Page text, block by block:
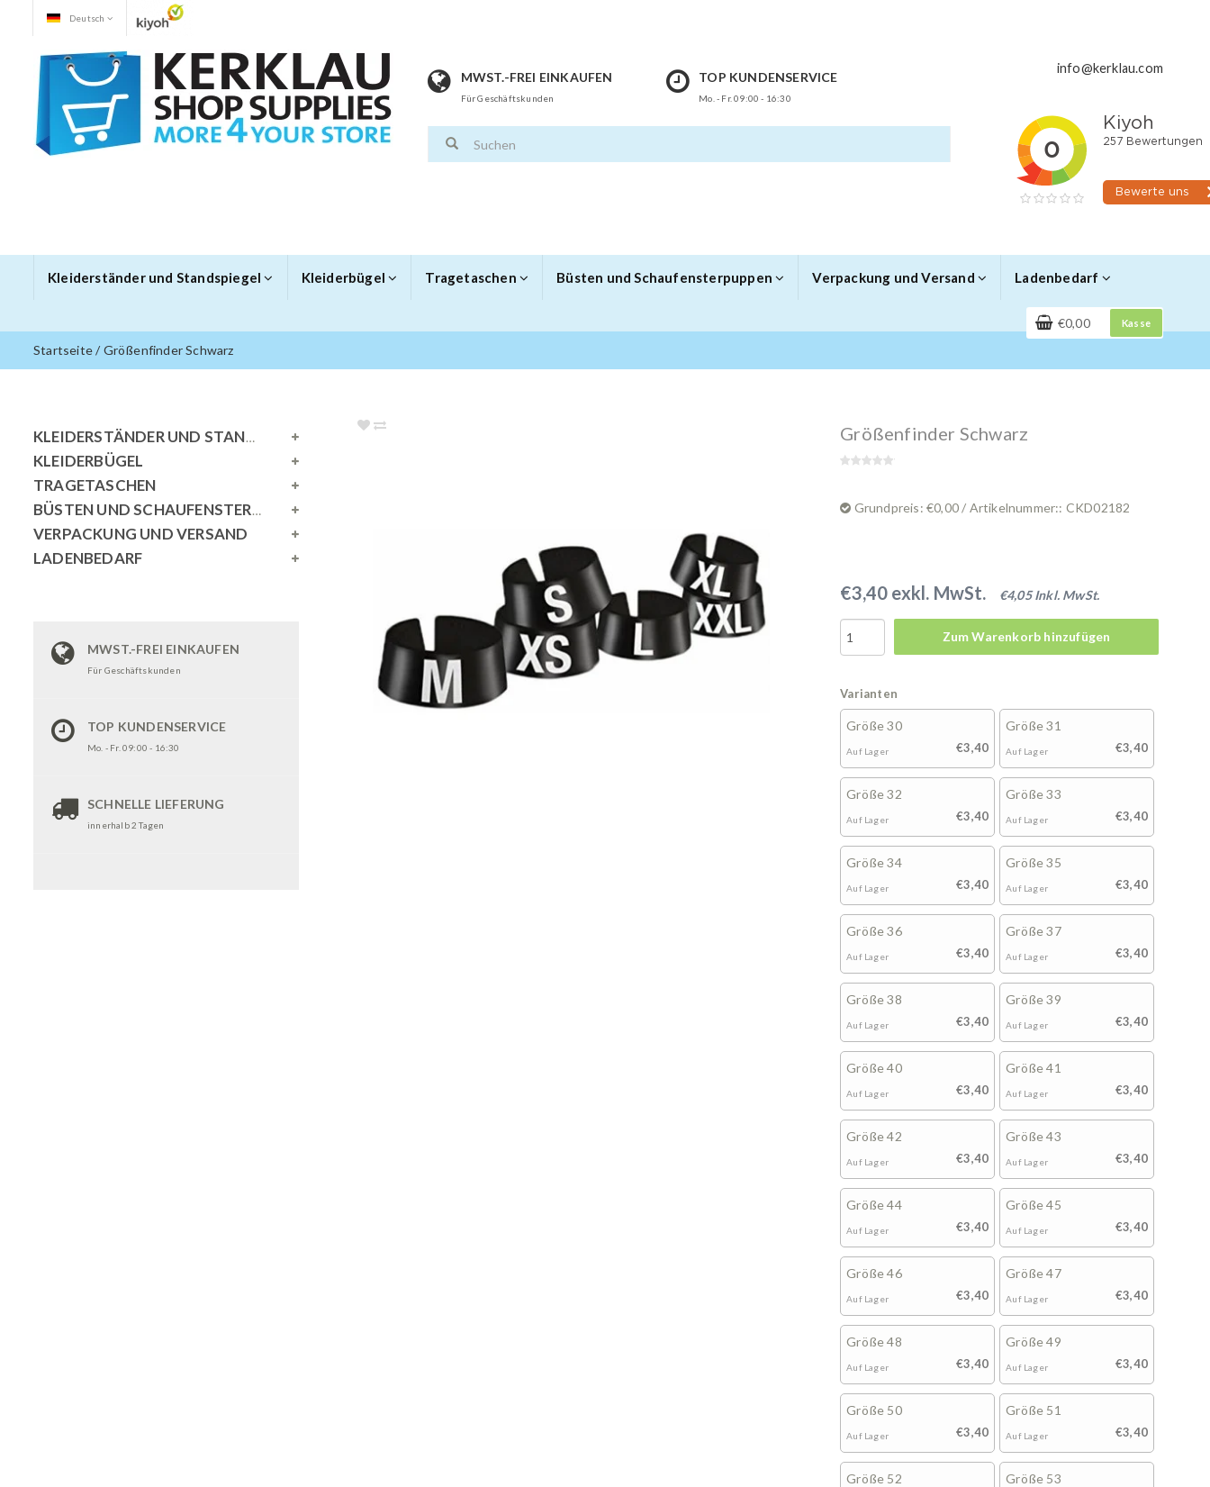
Deutsch
MWST.-FREI EINKAUFEN
Für Geschäftskunden
TOP KUNDENSERVICE
Mo. - Fr. 09:00 - 16:30
info@kerklau.com
Kleiderständer und Standspiegel Kleiderbügel Tragetaschen Büsten und Schaufensterpuppen Verpackung und Versand Ladenbedarf
€0,00 Kasse
Startseite/Größenfinder Schwarz
KLEIDERSTÄNDER UND STANDSPIEGEL
KLEIDERBÜGEL
TRAGETASCHEN
BÜSTEN UND SCHAUFENSTERPUPPEN
VERPACKUNG UND VERSAND
LADENBEDARF
MWST.-FREI EINKAUFEN
Für Geschäftskunden
TOP KUNDENSERVICE
Mo. - Fr. 09:00 - 16:30
SCHNELLE LIEFERUNG
innerhalb 2 Tagen
Größenfinder Schwarz
Grundpreis: €0,00 / Artikelnummer:: CKD02182
€3,40 exkl. MwSt. €4,05 Inkl. MwSt.
Zum Warenkorb hinzufügen
Varianten
Größe 30
€3,40
Auf Lager
Größe 31
€3,40
Auf Lager
Größe 32
€3,40
Auf Lager
Größe 33
€3,40
Auf Lager
Größe 34
€3,40
Auf Lager
Größe 35
€3,40
Auf Lager
Größe 36
€3,40
Auf Lager
Größe 37
€3,40
Auf Lager
Größe 38
€3,40
Auf Lager
Größe 39
€3,40
Auf Lager
Größe 40
€3,40
Auf Lager
Größe 41
€3,40
Auf Lager
Größe 42
€3,40
Auf Lager
Größe 43
€3,40
Auf Lager
Größe 44
€3,40
Auf Lager
Größe 45
€3,40
Auf Lager
Größe 46
€3,40
Auf Lager
Größe 47
€3,40
Auf Lager
Größe 48
€3,40
Auf Lager
Größe 49
€3,40
Auf Lager
Größe 50
€3,40
Auf Lager
Größe 51
€3,40
Auf Lager
Größe 52 Größe 53